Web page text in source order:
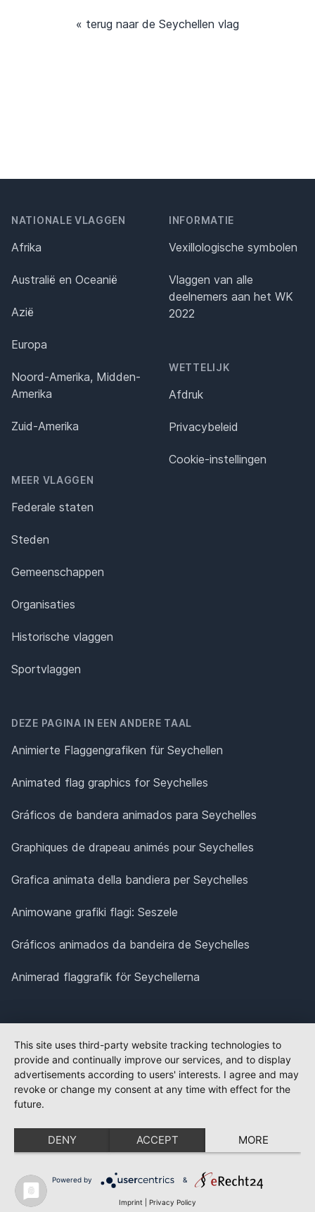
« terug naar de Seychellen vlag
NATIONALE VLAGGEN
Afrika
Australië en Oceanië
Azië
Europa
Noord-Amerika, Midden-
Amerika
Zuid-Amerika
MEER VLAGGEN
Federale staten
Steden
Gemeenschappen
Organisaties
Historische vlaggen
Sportvlaggen
INFORMATIE
Vexillologische symbolen
Vlaggen van alle
deelnemers aan het WK
2022
WETTELIJK
Afdruk
Privacybeleid
Cookie-instellingen
DEZE PAGINA IN EEN ANDERE TAAL
Animierte Flaggengrafiken für Seychellen
Animated flag graphics for Seychelles
Gráficos de bandera animados para Seychelles
Graphiques de drapeau animés pour Seychelles
Grafica animata della bandiera per Seychelles
Animowane grafiki flagi: Seszele
Gráficos animados da bandeira de Seychelles
Animerad flaggrafik för Seychellerna
This site uses third-party website tracking technologies to
provide and continually improve our services, and to display
advertisements according to users' interests. I agree and may
revoke or change my consent at any time with effect for the
future.
DENY ACCEPT MORE
Powered by &
Imprint Privacy Policy